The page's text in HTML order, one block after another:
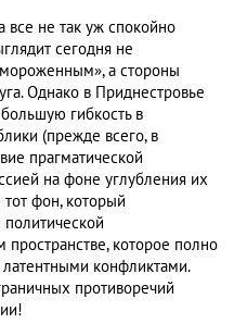
все не так уж спокойно
сегодня не
а стороны
Однако в Приднестровье
гибкость в
(прежде всего, в
прагматической
на фоне углубления их
фон, который
пространстве, которое полно
конфликтами.
противоречий